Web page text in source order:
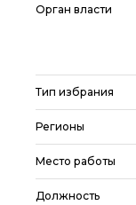
Орган власти
Тип избрания
Регионы
Место работы
Должность